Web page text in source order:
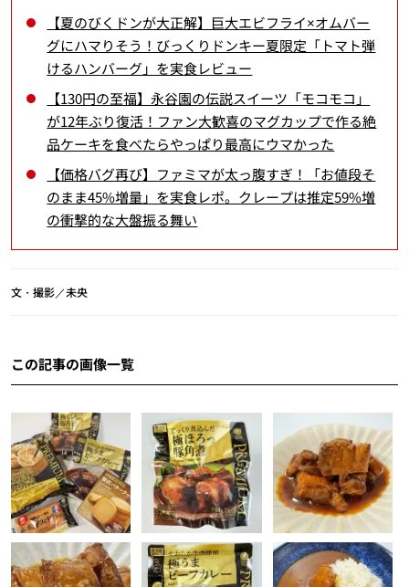
【夏のびくドンが大正解】巨大エビフライ×オムバー
グにハマりそう！びっくりドンキー夏限定「トマト弾
けるハンバーグ」を実食レビュー
【130円の至福】永谷園の伝説スイーツ「モコモコ」
が12年ぶり復活！ファン大歓喜のマグカップで作る絶
品ケーキを食べたらやっぱり最高にウマかった
【価格バグ再び】ファミマが太っ腹すぎ！「お値段そ
のまま45%増量」を実食レポ。クレープは推定59%増
の衝撃的な大盤振る舞い
文・撮影／未央
この記事の画像一覧